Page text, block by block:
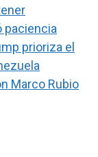
paciencia
prioriza el
Marco Rubio